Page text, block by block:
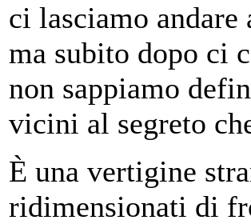
ci lasciamo andare
ma subito dopo ci
non sappiamo
vicini al segreto
È una vertigine
ridimensionati di